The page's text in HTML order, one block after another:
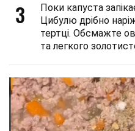
3
Поки капуста
Цибулю дрібно
тертці. Обсмажте
та легкого